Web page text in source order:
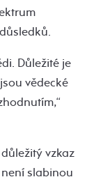
Důležité je
vědecké
vzkaz
slabinou